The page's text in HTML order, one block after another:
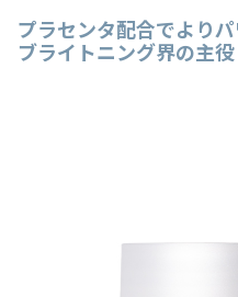
プラセンタ配合でより
ブライトニング界の主役